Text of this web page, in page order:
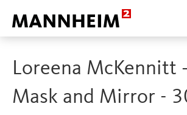
Loreena McKennitt
Mask and Mirror -